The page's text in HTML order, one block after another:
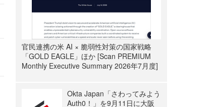
官民連携の米 AI × 脆弱性対策の国家戦略
「GOLD EAGLE」ほか [Scan PREMIUM
Monthly Executive Summary 2026年7月度]
Okta Japan「さわってみよう
Auth0！」を9月11日に大阪